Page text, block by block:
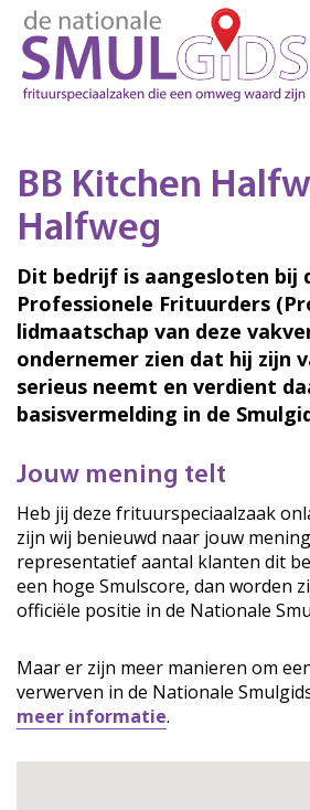
BB Kitchen
Halfweg
Dit bedrijf is aangesloten bij
Professionele Frituurders
lidmaatschap van deze
ondernemer zien dat hij zijn
serieus neemt en verdient
basisvermelding in de
Jouw mening telt
Heb jij deze frituurspeciaalzaak
zijn wij benieuwd naar jouw
representatief aantal klanten dit
een hoge Smulscore, dan worden
officiële positie in de Nationale
Maar er zijn meer manieren om
verwerven in de Nationale
meer informatie.